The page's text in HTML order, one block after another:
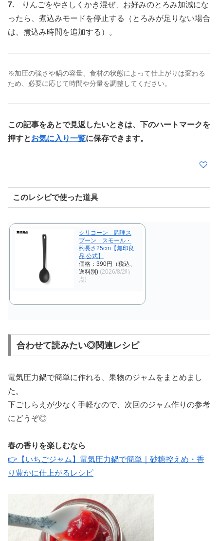
7. りんごをやさしくかき混ぜ、お好みのとろみ加減にな
ったら、煮込みモードを停止する（とろみが足りない場合
は、煮込み時間を追加する）。
※加圧の強さや鍋の容量、食材の状態によって仕上がりは変わる
ため、必要に応じて時間や分量を調整してください。
この記事をあとで見返したいときは、下のハートマークを
押すとお気に入り一覧に保存できます。
このレシピで使った道具
シリコーン 調理ス
プーン スモール・
約長さ25cm【無印良
品 公式】
価格：390円（税込、
送料別) (2026/8/2時
点)
合わせて読みたい◎関連レシピ
電気圧力鍋で簡単に作れる、果物のジャムをまとめまし
た。
下ごしらえが少なく手軽なので、次回のジャム作りの参考
にどうぞ◎
春の香りを楽しむなら
👉【いちごジャム】電気圧力鍋で簡単｜砂糖控えめ・香
り豊かに仕上がるレシピ